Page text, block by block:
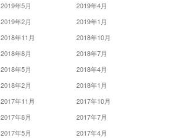
2019年5月
2019年4月
2019年2月
2019年1月
2018年11月
2018年10月
2018年8月
2018年7月
2018年5月
2018年4月
2018年2月
2018年1月
2017年11月
2017年10月
2017年8月
2017年7月
2017年5月
2017年4月